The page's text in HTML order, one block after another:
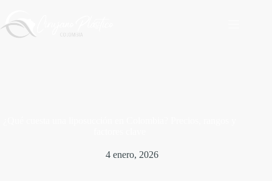
contenido
4 enero, 2026